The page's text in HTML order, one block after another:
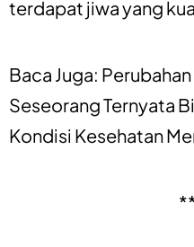
terdapat jiwa yang
Baca Juga:
Seseorang Ternyata
Kondisi Kesehatan